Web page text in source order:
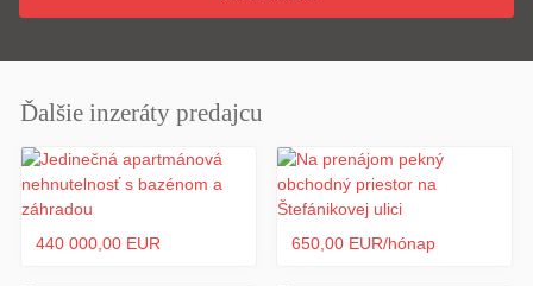
Ďalšie inzeráty predajcu
440 000,00 EUR 650,00 EUR/hónap